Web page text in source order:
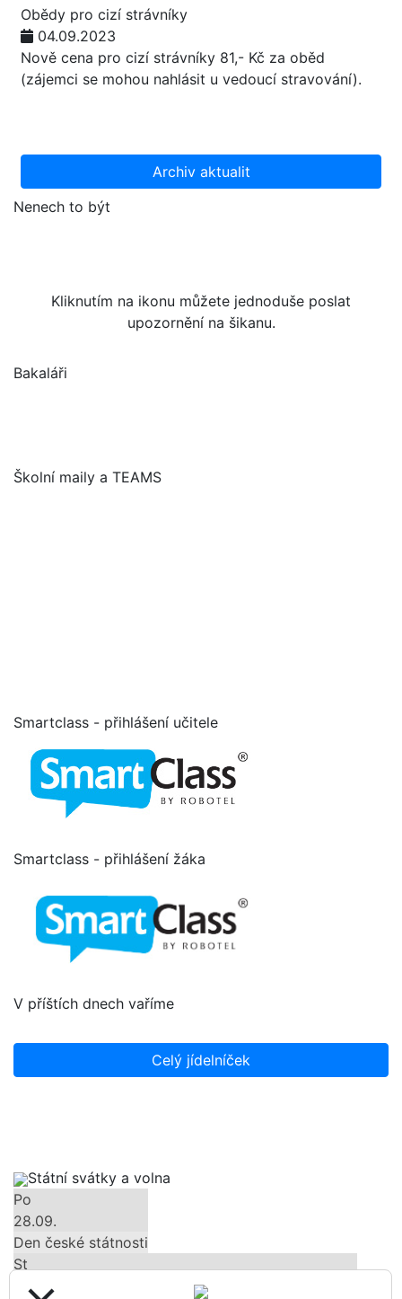
Obědy pro cizí strávníky
04.09.2023
Nově cena pro cizí strávníky 81,- Kč za oběd
(zájemci se mohou nahlásit u vedoucí stravování).
Archiv aktualit
Nenech to být
Kliknutím na ikonu můžete jednoduše poslat
upozornění na šikanu.
Bakaláři
Školní maily a TEAMS
Smartclass - přihlášení učitele
Smartclass - přihlášení žáka
V příštích dnech vaříme
Celý jídelníček
Státní svátky a volna
Po
28.09.
Den české státnosti
St
28.10.